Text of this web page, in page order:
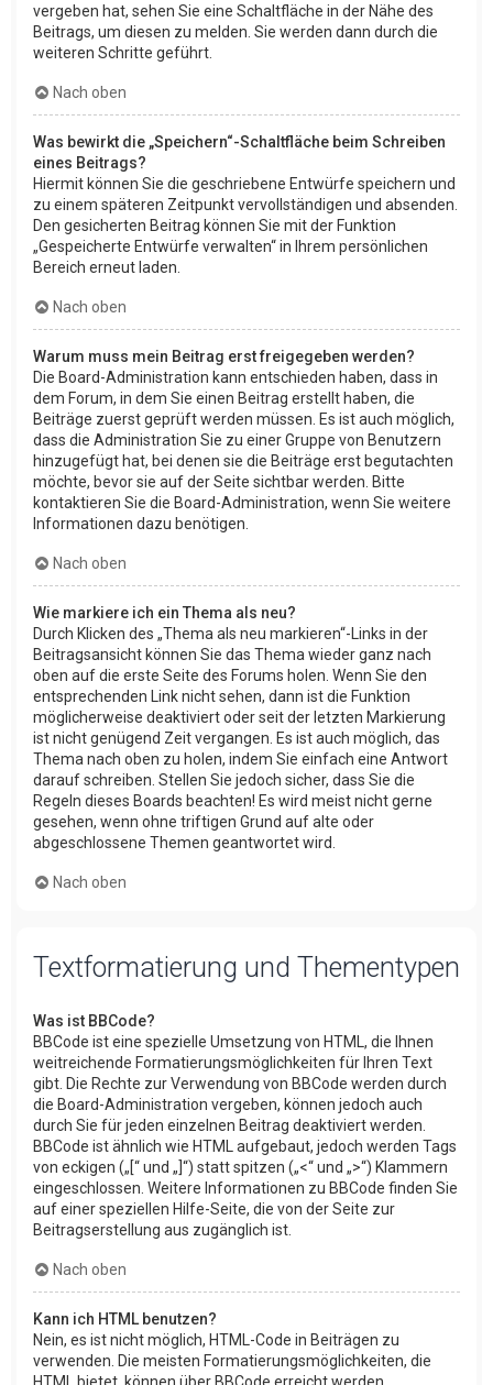
vergeben hat, sehen Sie eine Schaltfläche in der Nähe des
Beitrags, um diesen zu melden. Sie werden dann durch die
weiteren Schritte geführt.
Nach oben
Was bewirkt die „Speichern“-Schaltfläche beim Schreiben
eines Beitrags?
Hiermit können Sie die geschriebene Entwürfe speichern und
zu einem späteren Zeitpunkt vervollständigen und absenden.
Den gesicherten Beitrag können Sie mit der Funktion
„Gespeicherte Entwürfe verwalten“ in Ihrem persönlichen
Bereich erneut laden.
Nach oben
Warum muss mein Beitrag erst freigegeben werden?
Die Board-Administration kann entschieden haben, dass in
dem Forum, in dem Sie einen Beitrag erstellt haben, die
Beiträge zuerst geprüft werden müssen. Es ist auch möglich,
dass die Administration Sie zu einer Gruppe von Benutzern
hinzugefügt hat, bei denen sie die Beiträge erst begutachten
möchte, bevor sie auf der Seite sichtbar werden. Bitte
kontaktieren Sie die Board-Administration, wenn Sie weitere
Informationen dazu benötigen.
Nach oben
Wie markiere ich ein Thema als neu?
Durch Klicken des „Thema als neu markieren“-Links in der
Beitragsansicht können Sie das Thema wieder ganz nach
oben auf die erste Seite des Forums holen. Wenn Sie den
entsprechenden Link nicht sehen, dann ist die Funktion
möglicherweise deaktiviert oder seit der letzten Markierung
ist nicht genügend Zeit vergangen. Es ist auch möglich, das
Thema nach oben zu holen, indem Sie einfach eine Antwort
darauf schreiben. Stellen Sie jedoch sicher, dass Sie die
Regeln dieses Boards beachten! Es wird meist nicht gerne
gesehen, wenn ohne triftigen Grund auf alte oder
abgeschlossene Themen geantwortet wird.
Nach oben
Textformatierung und Thementypen
Was ist BBCode?
BBCode ist eine spezielle Umsetzung von HTML, die Ihnen
weitreichende Formatierungsmöglichkeiten für Ihren Text
gibt. Die Rechte zur Verwendung von BBCode werden durch
die Board-Administration vergeben, können jedoch auch
durch Sie für jeden einzelnen Beitrag deaktiviert werden.
BBCode ist ähnlich wie HTML aufgebaut, jedoch werden Tags
von eckigen („[“ und „]“) statt spitzen („<“ und „>“) Klammern
eingeschlossen. Weitere Informationen zu BBCode finden Sie
auf einer speziellen Hilfe-Seite, die von der Seite zur
Beitragserstellung aus zugänglich ist.
Nach oben
Kann ich HTML benutzen?
Nein, es ist nicht möglich, HTML-Code in Beiträgen zu
verwenden. Die meisten Formatierungsmöglichkeiten, die